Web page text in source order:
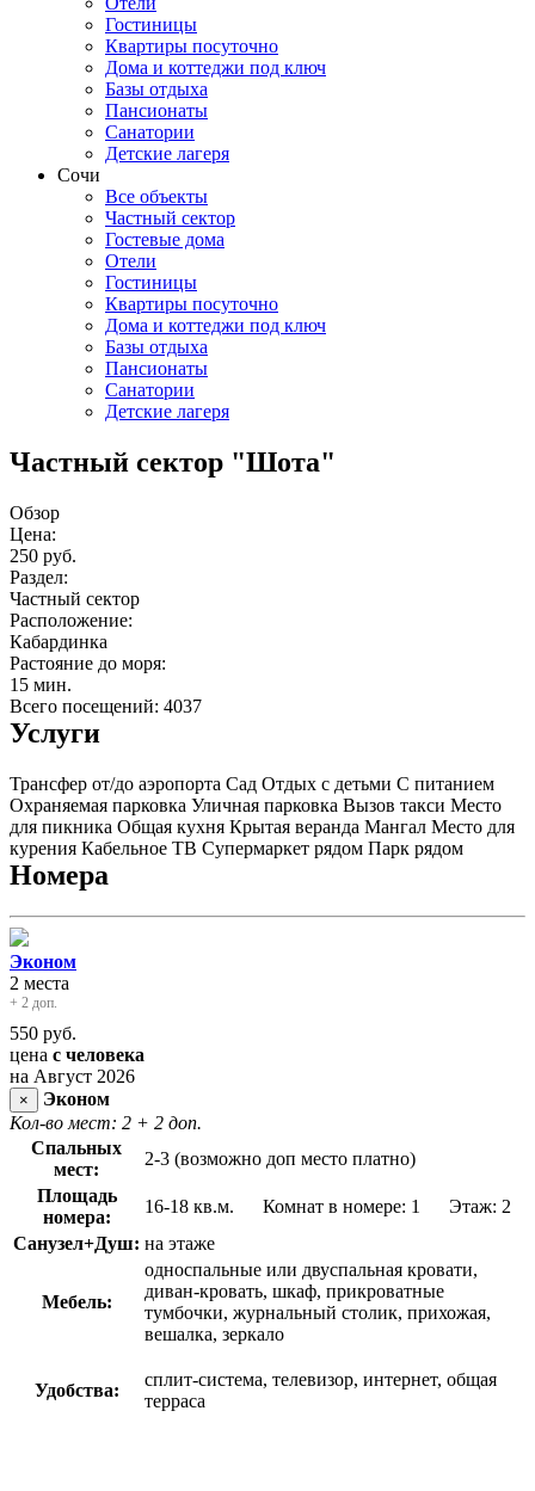
Гостиницы
Квартиры посуточно
Дома и коттеджи под ключ
Базы отдыха
Пансионаты
Санатории
Детские лагеря
Сочи
Все объекты
Частный сектор
Гостевые дома
Отели
Гостиницы
Квартиры посуточно
Дома и коттеджи под ключ
Базы отдыха
Пансионаты
Санатории
Детские лагеря
Частный сектор "Шота"
Обзор
Цена:
250 руб.
Раздел:
Частный сектор
Расположение:
Кабардинка
Растояние до моря:
15 мин.
Всего посещений: 4037
Услуги
Трансфер от/до аэропорта Сад Отдых с детьми С питанием
Охраняемая парковка Уличная парковка Вызов такси Место
для пикника Общая кухня Крытая веранда Мангал Место для
курения Кабельное ТВ Супермаркет рядом Парк рядом
Номера
Эконом
2 места
+ 2 доп.
550 руб.
цена с человека
на Август 2026
×
Эконом
Кол-во мест: 2 + 2 доп.
Спальных
мест:
2-3 (возможно доп место платно)
Площадь
номера:
16-18 кв.м. Комнат в номере: 1 Этаж: 2
Санузел+Душ: на этаже
Мебель:
односпальные или двуспальная кровати,
диван-кровать, шкаф, прикроватные
тумбочки, журнальный столик, прихожая,
вешалка, зеркало
Удобства:
сплит-система, телевизор, интернет, общая
терраса